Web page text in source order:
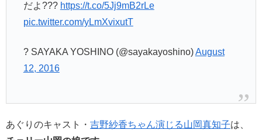
だよ??? https://t.co/5Jj9mB2rLe
pic.twitter.com/yLmXvixutT
? SAYAKA YOSHINO (@sayakayoshino)August
12, 2016
あぐりのキャスト・ 吉野紗香ちゃん演じる山岡真知子は、